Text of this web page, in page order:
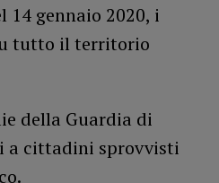
14 gennaio 2020, i
tutto il territorio
della Guardia di
a cittadini sprovvisti